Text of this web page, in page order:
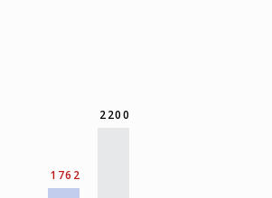
1762
2200